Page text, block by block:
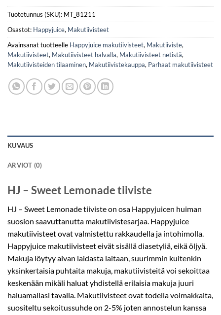
Tuotetunnus (SKU): MT_81211
Osastot: Happyjuice, Makutiivisteet
Avainsanat tuotteelle Happyjuice makutiivisteet, Makutiiviste,
Makutiivisteet, Makutiivisteet halvalla, Makutiivisteet netistä,
Makutiivisteiden tilaaminen, Makutiivistekauppa, Parhaat makutiivisteet
KUVAUS
ARVIOT (0)
HJ – Sweet Lemonade tiiviste
HJ – Sweet Lemonade tiiviste on osa Happyjuicen huiman
suosion saavuttanutta makutiivistesarjaa. Happyjuice
makutiivisteet ovat valmistettu rakkaudella ja intohimolla.
Happyjuice makutiivisteet eivät sisällä diasetyliä, eikä öljyä.
Makuja löytyy aivan laidasta laitaan, suurimmin kuitenkin
yksinkertaisia puhtaita makuja, makutiivisteitä voi sekoittaa
keskenään mikäli haluat yhdistellä erilaisia makuja juuri
haluamallasi tavalla. Makutiivisteet ovat todella voimakkaita,
suositeltu sekoitussuhde on 2-5% joten annostelun kanssa